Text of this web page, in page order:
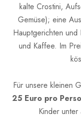
kalte Crostini,
Gemüse); eine
Hauptgerichten und
und Kaffee. Im
Für unsere kleinen
25 Euro pro
Kinder unter